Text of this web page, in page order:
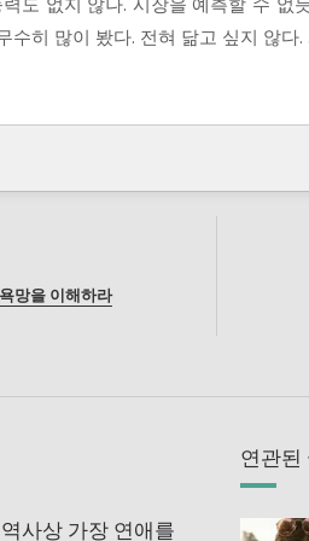
수히 많이 봤다. 전혀 닮고 싶지 않다
망을 이해하라
사상 가장 연애를
연관된